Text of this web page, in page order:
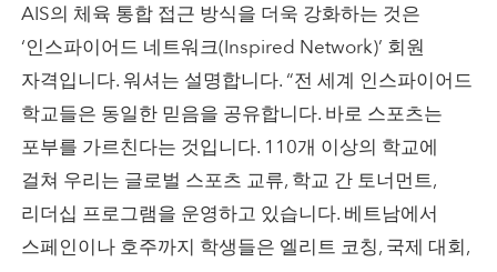
AIS의 체육 통합 접근 방식을 더욱 강화하는 것은
‘인스파이어드 네트워크(Inspired Network)’ 회원
자격입니다. 워셔는 설명합니다. “전 세계 인스파이어드
학교들은 동일한 믿음을 공유합니다. 바로 스포츠는
포부를 가르친다는 것입니다. 110개 이상의 학교에
걸쳐 우리는 글로벌 스포츠 교류, 학교 간 토너먼트,
리더십 프로그램을 운영하고 있습니다. 베트남에서
스페인이나 호주까지 학생들은 엘리트 코칭, 국제 대회,